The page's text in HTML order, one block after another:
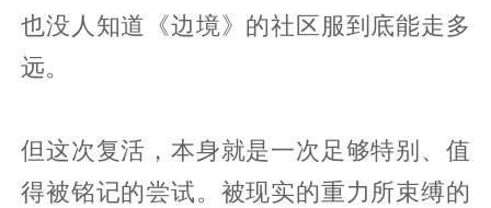
也没人知道《边境》的社区服到底能走多
远。
但这次复活，本身就是一次足够特别、值
得被铭记的尝试。被现实的重力所束缚的